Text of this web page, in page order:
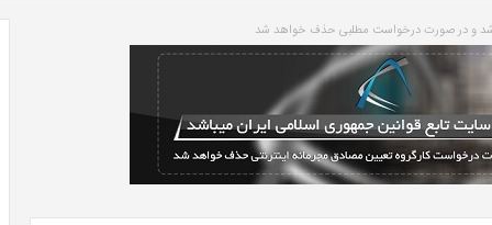
و در صورت درخواست مطلبی حذف خواهد شد
سندرم
پرادر-
ویلی
چگونه
انجام
3 روز پیش